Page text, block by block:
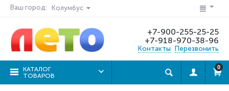
Ваш город: Колумбус
+7-900-255-25-25
+7-918-970-38-96
Контакты Перезвонить
КАТАЛОГ
ТОВАРОВ
0